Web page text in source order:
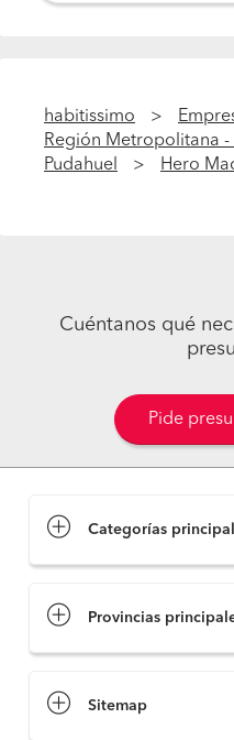
habitissimo
Región Metropolitana -
Pudahuel
Hero
Cuéntanos qué
Pide
Categorías
Provincias
Sitemap